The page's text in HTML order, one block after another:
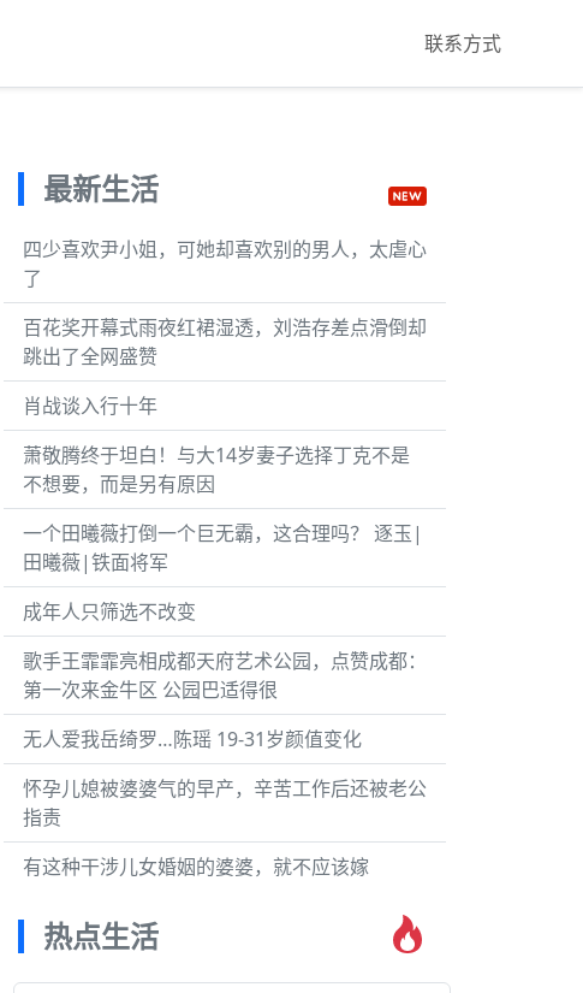
联系方式
最新生活
四少喜欢尹小姐，可她却喜欢别的男人，太虐心
了
百花奖开幕式雨夜红裙湿透，刘浩存差点滑倒却
跳出了全网盛赞
肖战谈入行十年
萧敬腾终于坦白！与大14岁妻子选择丁克不是
不想要，而是另有原因
一个田曦薇打倒一个巨无霸，这合理吗？ 逐玉|
田曦薇|铁面将军
成年人只筛选不改变
歌手王霏霏亮相成都天府艺术公园，点赞成都：
第一次来金牛区 公园巴适得很
无人爱我岳绮罗…陈瑶 19-31岁颜值变化
怀孕儿媳被婆婆气的早产，辛苦工作后还被老公
指责
有这种干涉儿女婚姻的婆婆，就不应该嫁
热点生活